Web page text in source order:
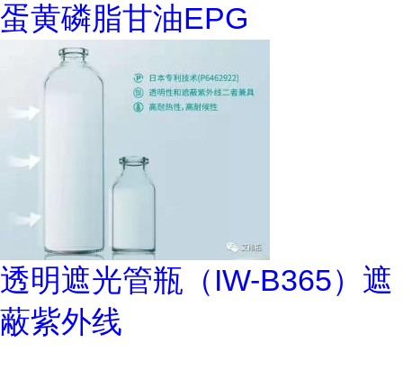
蛋黄磷脂甘油EPG
透明遮光管瓶（IW-B365）遮
蔽紫外线